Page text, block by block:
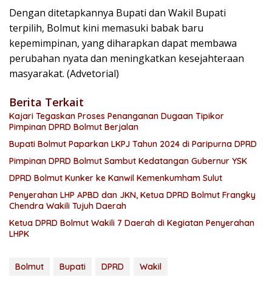
Dengan ditetapkannya Bupati dan Wakil Bupati
terpilih, Bolmut kini memasuki babak baru
kepemimpinan, yang diharapkan dapat membawa
perubahan nyata dan meningkatkan kesejahteraan
masyarakat. (Advetorial)
Berita Terkait
Kajari Tegaskan Proses Penanganan Dugaan Tipikor
Pimpinan DPRD Bolmut Berjalan
Bupati Bolmut Paparkan LKPJ Tahun 2024 di Paripurna DPRD
Pimpinan DPRD Bolmut Sambut Kedatangan Gubernur YSK
DPRD Bolmut Kunker ke Kanwil Kemenkumham Sulut
Penyerahan LHP APBD dan JKN, Ketua DPRD Bolmut Frangky
Chendra Wakili Tujuh Daerah
Ketua DPRD Bolmut Wakili 7 Daerah di Kegiatan Penyerahan
LHPK
Bolmut Bupati DPRD Wakil